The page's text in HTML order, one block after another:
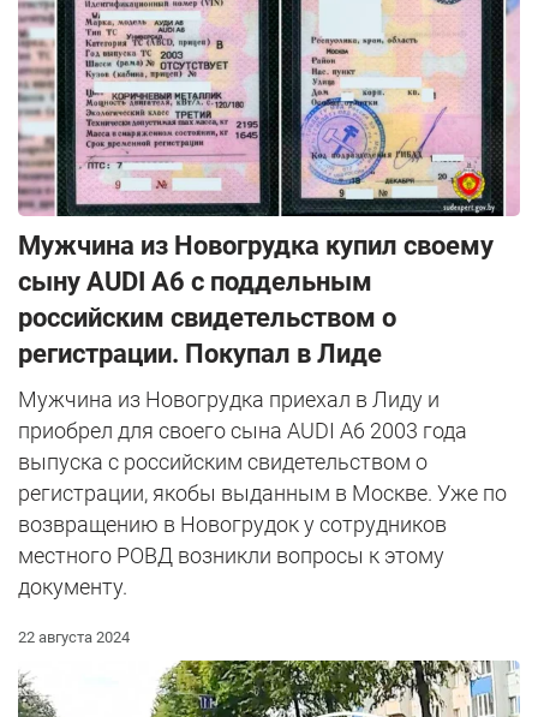
Мужчина из Новогрудка купил своему
сыну AUDI A6 с поддельным
российским свидетельством о
регистрации. Покупал в Лиде
Мужчина из Новогрудка приехал в Лиду и
приобрел для своего сына AUDI A6 2003 года
выпуска с российским свидетельством о
регистрации, якобы выданным в Москве. Уже по
возвращению в Новогрудок у сотрудников
местного РОВД возникли вопросы к этому
документу.
22 августа 2024